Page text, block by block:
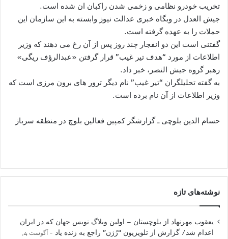
تخریب خودرو نظامی و زخمی شدن راکبان ان شده است.
جیش العدل در وبگاه خبری عدالت نیوز وابسته به این سازمان این
حملات را به عهده گرفته است.
گفتنی است این دو انفجار چند روز پس از آن رخ می دهند که وزیر
اطلاعات از مورد “هدف تیر غیب” قرار گرفتن «عبدالرؤف ریگی»
رهبر گروه جیش النصر، خبر داد.
به گفته تحلیلگران “تیر غیب” نام دیگر ترور های برون مرزی است که
وزیر اطلاعات از آن نام برده است.
حسام الدین بلوچی ـ گزارشگر کمپین فعالین بلوچ در منطقه سرباز
نوشته‌های تازه
یعقوب مهرنهاد از بلوچستان – اولین وبلاگ نویس جهان که در ایران
اعدام شد/ گزارش از تلویزیون “رُژن” راجع به زنده یاد
آگوست 4,